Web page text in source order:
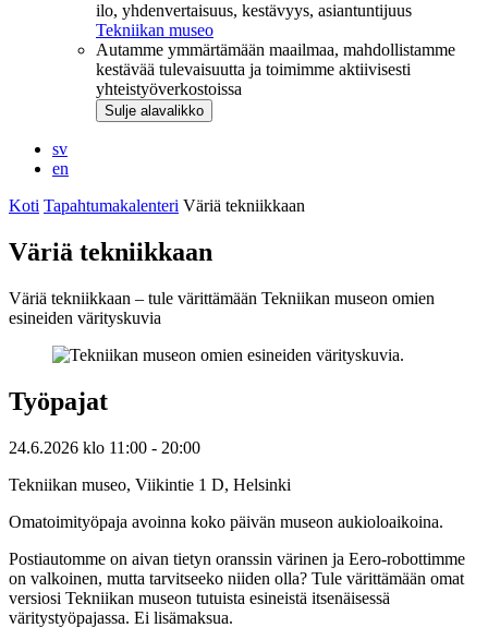
ilo, yhdenvertaisuus, kestävyys, asiantuntijuus
Tekniikan museo
Autamme ymmärtämään maailmaa, mahdollistamme
kestävää tulevaisuutta ja toimimme aktiivisesti
yhteistyöverkostoissa
Sulje alavalikko
sv
en
Koti Tapahtumakalenteri Väriä tekniikkaan
Väriä tekniikkaan
Väriä tekniikkaan – tule värittämään Tekniikan museon omien
esineiden värityskuvia
Työpajat
24.6.2026 klo 11:00 - 20:00
Tekniikan museo, Viikintie 1 D, Helsinki
Omatoimityöpaja avoinna koko päivän museon aukioloaikoina.
Postiautomme on aivan tietyn oranssin värinen ja Eero-robottimme
on valkoinen, mutta tarvitseeko niiden olla? Tule värittämään omat
versiosi Tekniikan museon tutuista esineistä itsenäisessä
väritystyöpajassa. Ei lisämaksua.